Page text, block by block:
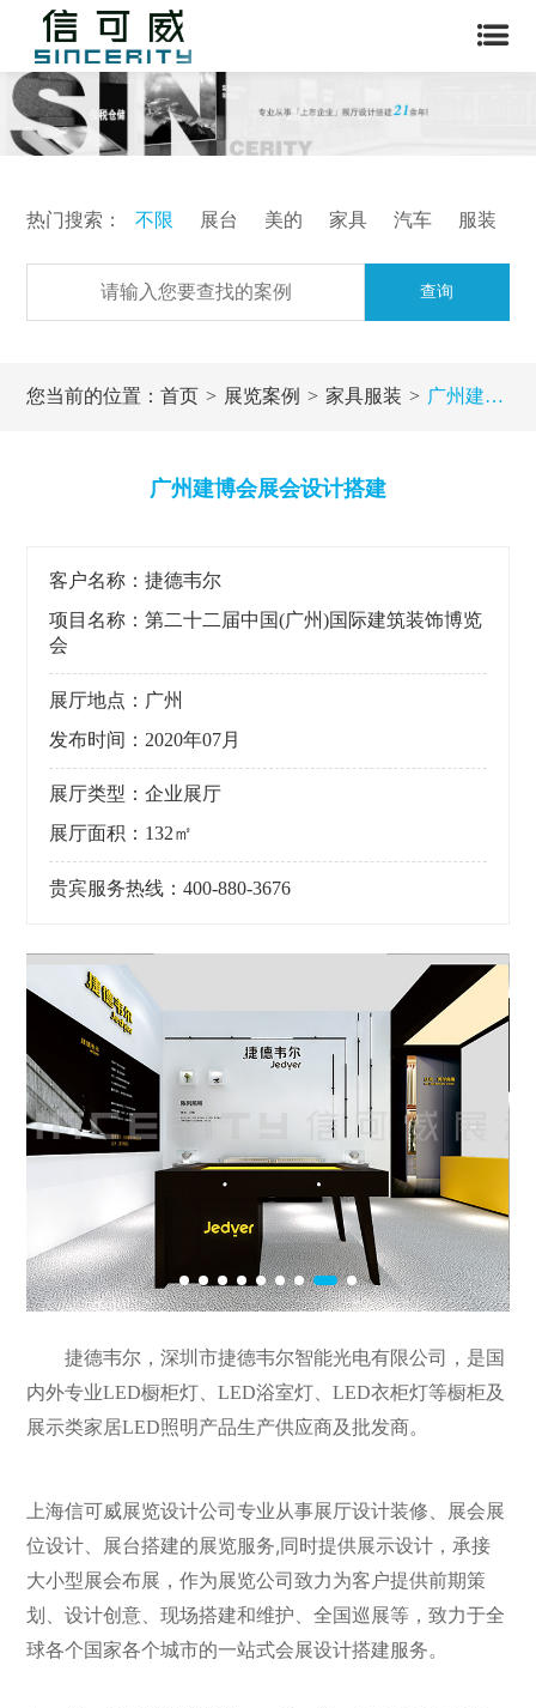
热门搜索： 不限 展台 美的 家具 汽车 服装
查询
您当前的位置：首页 展览案例 家具服装 广州建博会展会设计搭建
广州建博会展会设计搭建
客户名称：捷德韦尔
项目名称：第二十二届中国(广州)国际建筑装饰博览
会
展厅地点：广州
发布时间：2020年07月
展厅类型：企业展厅
展厅面积：132㎡
贵宾服务热线：400-880-3676
捷德韦尔，深圳市捷德韦尔智能光电有限公司，是国
内外专业LED橱柜灯、LED浴室灯、LED衣柜灯等橱柜及
展示类家居LED照明产品生产供应商及批发商。
上海信可威展览设计公司专业从事展厅设计装修、展会展
位设计、展台搭建的展览服务,同时提供展示设计，承接
大小型展会布展，作为展览公司致力为客户提供前期策
划、设计创意、现场搭建和维护、全国巡展等，致力于全
球各个国家各个城市的一站式会展设计搭建服务。